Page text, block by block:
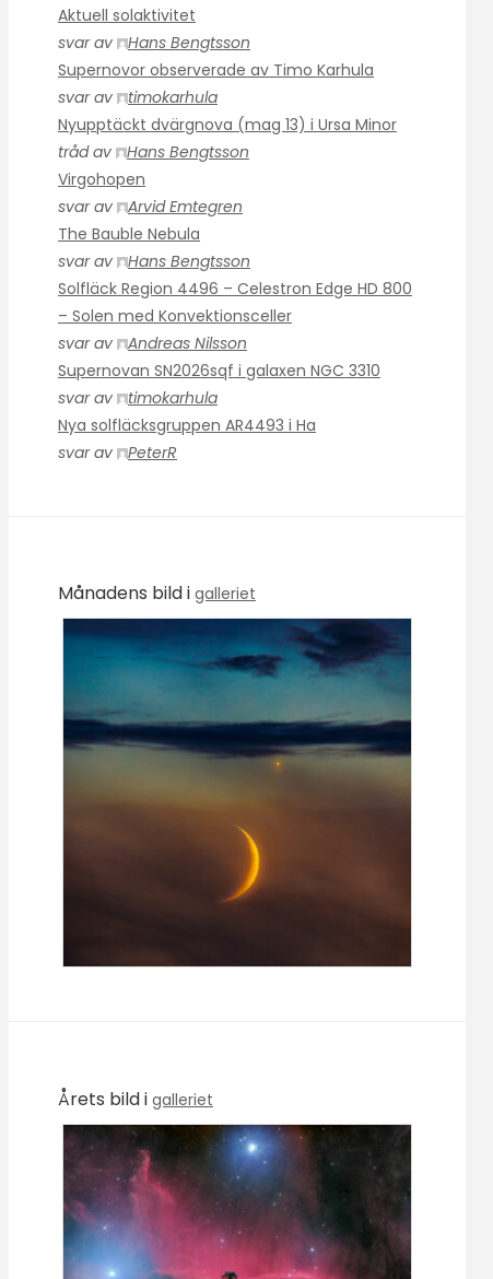
Aktuell solaktivitet
svar av
Hans Bengtsson
Supernovor observerade av Timo Karhula
svar av
timokarhula
Nyupptäckt dvärgnova (mag 13) i Ursa Minor
tråd av
Hans Bengtsson
Virgohopen
svar av
Arvid Emtegren
The Bauble Nebula
svar av
Hans Bengtsson
Solfläck Region 4496 – Celestron Edge HD 800
– Solen med Konvektionsceller
svar av
Andreas Nilsson
Supernovan SN2026sqf i galaxen NGC 3310
svar av
timokarhula
Nya solfläcksgruppen AR4493 i Ha
svar av
PeterR
Månadens bild i galleriet
Årets bild i galleriet